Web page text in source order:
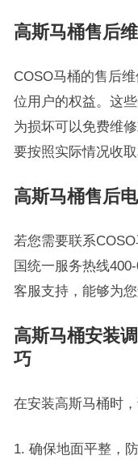
高斯马桶售后
COSO马桶的售后
位用户的权益。这
为损坏可以免费维
要按照实际情况收取
高斯马桶售后
若您需要联系
国统一服务热线
客服支持，能够为
高斯马桶安装
巧
在安装高斯马桶时
1. 确保地面平整，